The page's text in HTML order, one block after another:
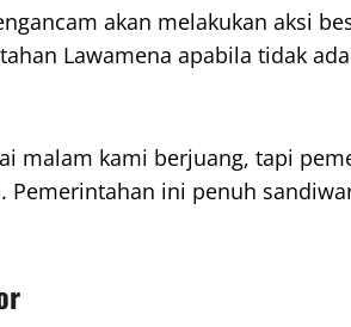
akan melakukan aksi
Lawamena apabila tidak
malam kami berjuang, tapi
Pemerintahan ini penuh